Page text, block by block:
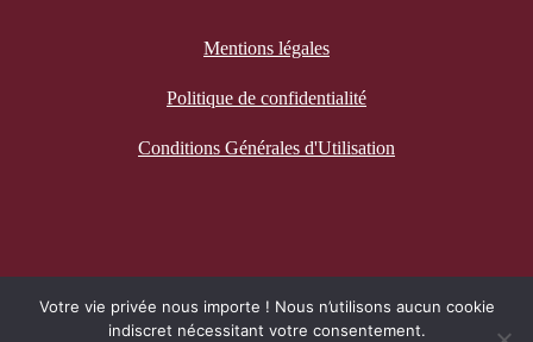
Mentions légales
Politique de confidentialité
Conditions Générales d'Utilisation
Votre vie privée nous importe ! Nous n’utilisons aucun cookie
indiscret nécessitant votre consentement.